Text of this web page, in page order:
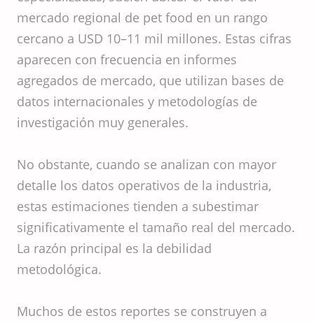
mercado regional de pet food en un rango
cercano a USD 10–11 mil millones. Estas cifras
aparecen con frecuencia en informes
agregados de mercado, que utilizan bases de
datos internacionales y metodologías de
investigación muy generales.
No obstante, cuando se analizan con mayor
detalle los datos operativos de la industria,
estas estimaciones tienden a subestimar
significativamente el tamaño real del mercado.
La razón principal es la debilidad
metodológica.
Muchos de estos reportes se construyen a